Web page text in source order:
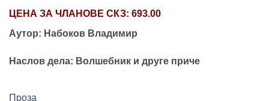
је
била:
је:
ЦЕНА ЗА ЧЛАНОВЕ СКЗ: 693.00
Аутор: Набоков Владимир
Наслов дела: Волшебник и друге приче
Проза